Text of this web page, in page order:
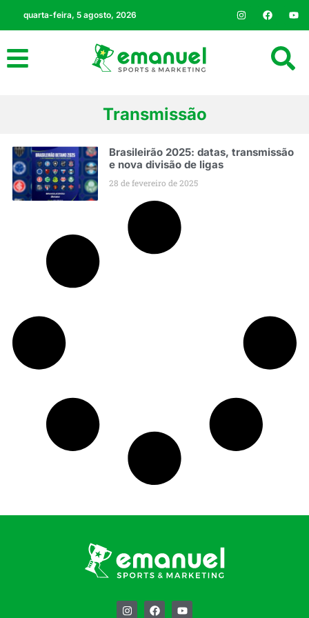
quarta-feira, 5 agosto, 2026
Transmissão
Brasileirão 2025: datas, transmissão
e nova divisão de ligas
28 de fevereiro de 2025